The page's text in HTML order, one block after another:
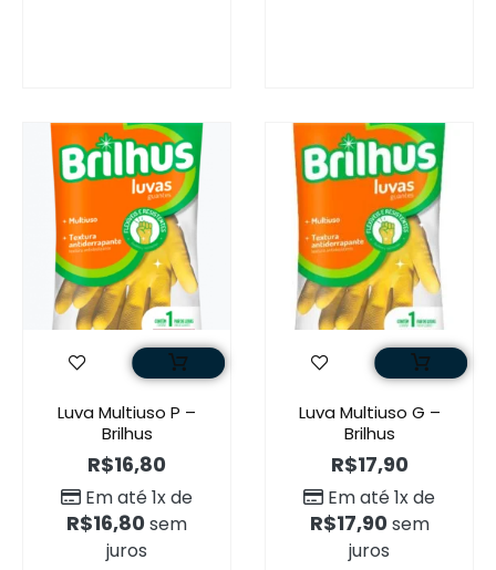
Luva Multiuso P –
Brilhus
R$16,80
Em até 1x de
R$16,80 sem
juros
Luva Multiuso G –
Brilhus
R$17,90
Em até 1x de
R$17,90 sem
juros